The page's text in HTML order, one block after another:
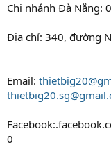
Chi nhánh Đà Nẵng:
Địa chỉ: 340, đường
Email:
0